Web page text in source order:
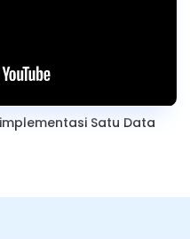
Satu Data